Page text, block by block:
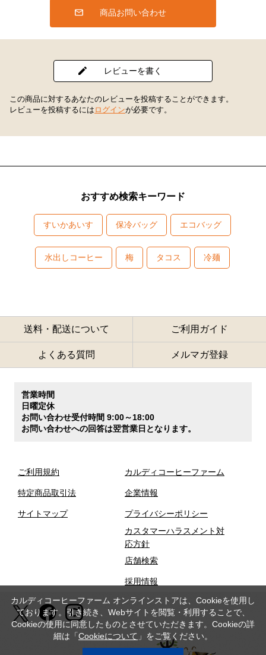
商品お問い合わせ
レビューを書く
この商品に対するあなたのレビューを投稿することができます。
レビューを投稿するには ログインが必要です。
おすすめ検索キーワード
すいかあいす 保冷バッグ エコバッグ
水出しコーヒー 梅 タコス 冷麺
送料・配送について ご利用ガイド
よくある質問 メルマガ登録
営業時間
日曜定休
お問い合わせ受付時間 9:00～18:00
お問い合わせへの回答は翌営業日となります。
ご利用規約
特定商品取引法
サイトマップ
カルディコーヒーファーム
企業情報
プライバシーポリシー
カスタマーハラスメント対
応方針
店舗検索
採用情報
カルディコーヒーファーム オンラインストアは、Cookieを使用し
ております。引き続き、Webサイトを閲覧・利用することで、
Cookieの使用に同意したものとさせていただきます。Cookieの詳
細は「Cookieについて 」をご覧ください。